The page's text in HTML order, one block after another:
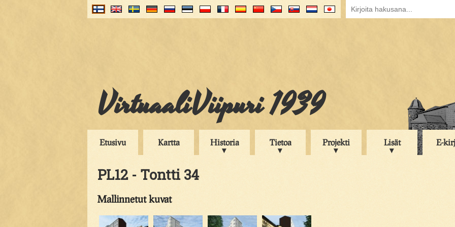
VirtuaaliViipuri 1939
Etusivu Kartta Historia Tietoa Projekti Lisät E-
PL12 - Tontti 34
Mallinnetut kuvat